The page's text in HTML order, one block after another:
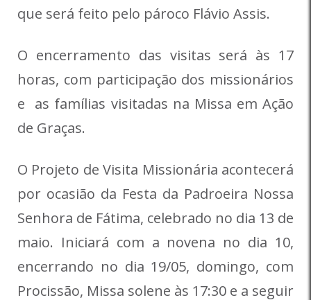
que será feito pelo pároco Flávio Assis.
O encerramento das visitas será às 17
horas, com participação dos missionários
e as famílias visitadas na Missa em Ação
de Graças.
O Projeto de Visita Missionária acontecerá
por ocasião da Festa da Padroeira Nossa
Senhora de Fátima, celebrado no dia 13 de
maio. Iniciará com a novena no dia 10,
encerrando no dia 19/05, domingo, com
Procissão, Missa solene às 17:30 e a seguir